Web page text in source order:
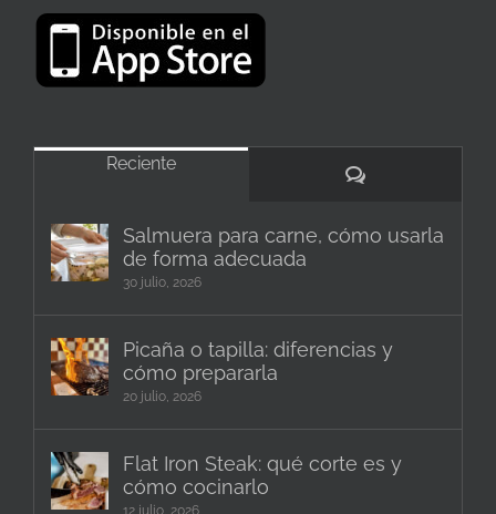
Reciente
Comentarios
Salmuera para carne, cómo usarla
de forma adecuada
30 julio, 2026
Picaña o tapilla: diferencias y
cómo prepararla
20 julio, 2026
Flat Iron Steak: qué corte es y
cómo cocinarlo